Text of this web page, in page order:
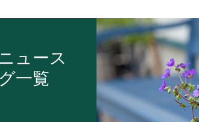
ュース
一覧